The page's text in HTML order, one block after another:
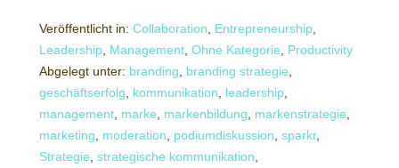
Veröffentlicht in: Collaboration, Entrepreneurship,
Leadership, Management, Ohne Kategorie, Productivity
Abgelegt unter: branding, branding strategie,
geschäftserfolg, kommunikation, leadership,
management, marke, markenbildung, markenstrategie,
marketing, moderation, podiumdiskussion, sparkr,
Strategie, strategische kommunikation,